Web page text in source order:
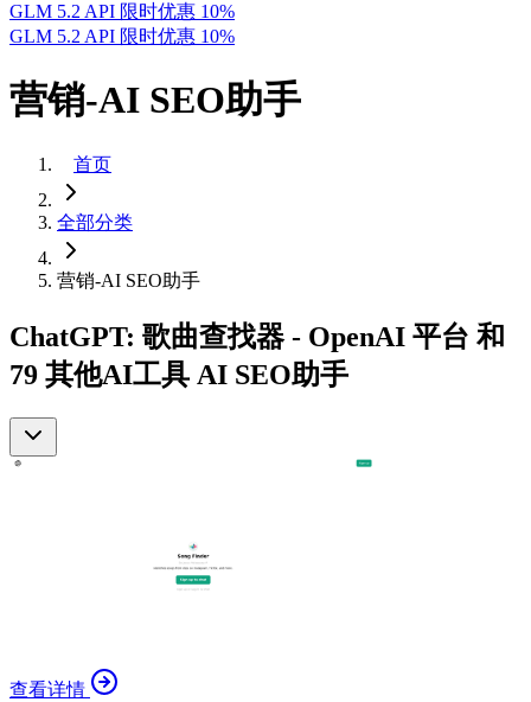
GLM 5.2 API 限时优惠 10%
GLM 5.2 API 限时优惠 10%
营销-AI SEO助手
首页
全部分类
营销-AI SEO助手
ChatGPT: 歌曲查找器 - OpenAI 平台 和
79 其他AI工具 AI SEO助手
查看详情